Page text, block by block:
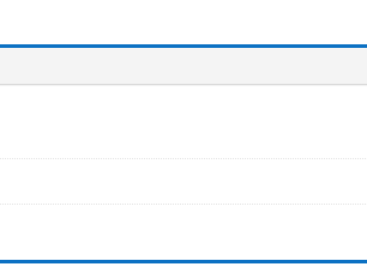
Padded